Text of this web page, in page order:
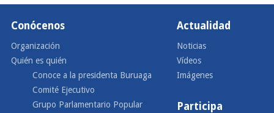
Conócenos
Organización
Quién es quién
Conoce a la presidenta Buruaga
Comité Ejecutivo
Grupo Parlamentario Popular
Actualidad
Noticias
Vídeos
Imágenes
Participa